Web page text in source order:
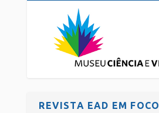
REVISTA EAD EM FOCO